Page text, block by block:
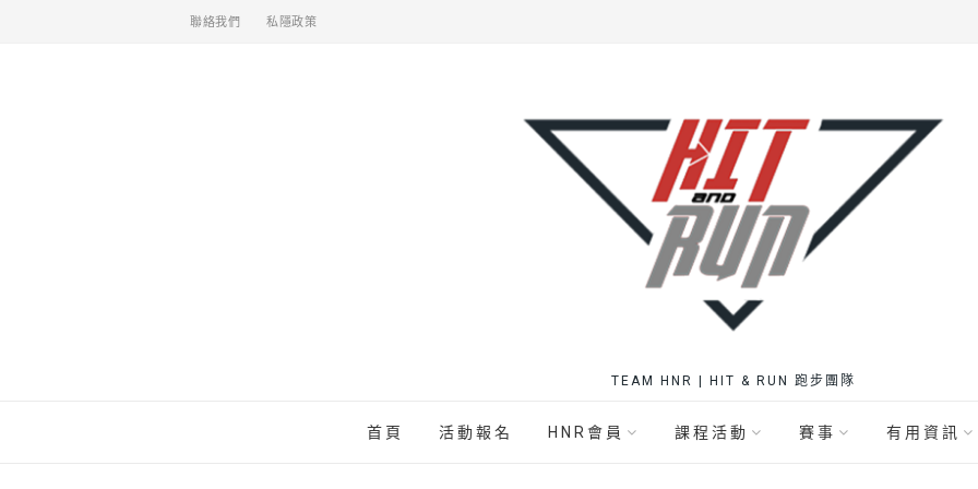
聯絡我們 私隱政策
TEAM HNR | HIT & RUN 跑步團隊
首頁 活動報名 HNR會員 課程活動 賽事 有用資訊